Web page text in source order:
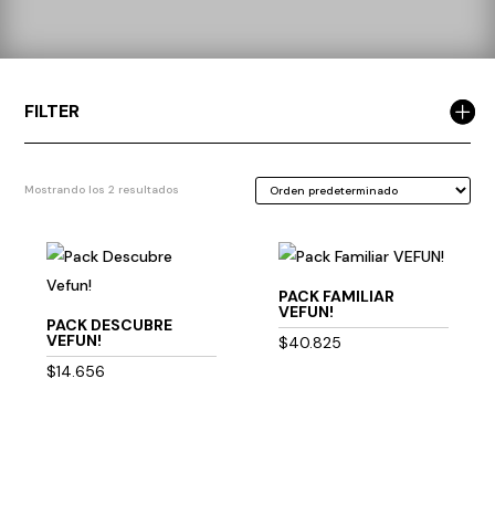
FILTER
Mostrando los 2 resultados
PACK DESCUBRE
VEFUN!
$14.656
PACK FAMILIAR
VEFUN!
$40.825